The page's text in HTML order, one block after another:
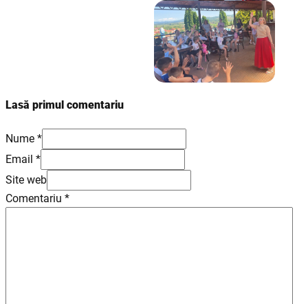
Lasă primul comentariu
Nume *
Email *
Site web
Comentariu *